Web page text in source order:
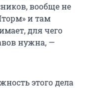
вообще не
и там
для чего
нужна, —
этого дела